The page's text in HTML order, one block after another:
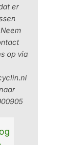
er
Neem
op via